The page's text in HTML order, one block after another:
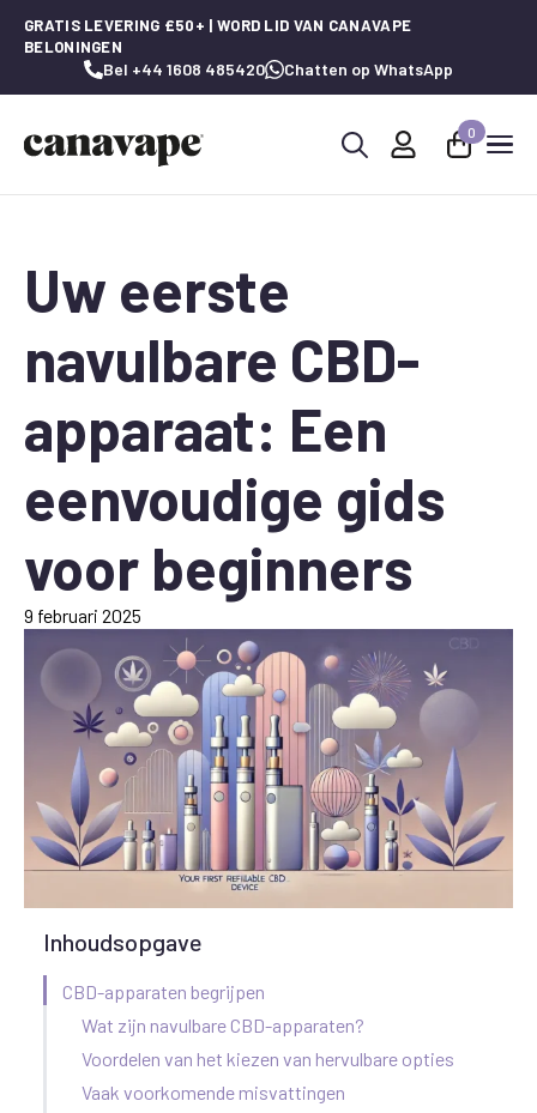
GRATIS LEVERING £50+ | WORD LID VAN CANAVAPE
BELONINGEN
Bel +44 1608 485420 Chatten op WhatsApp
0
Uw eerste
navulbare CBD-
apparaat: Een
eenvoudige gids
voor beginners
9 februari 2025
Inhoudsopgave
CBD-apparaten begrijpen
Wat zijn navulbare CBD-apparaten?
Voordelen van het kiezen van hervulbare opties
Vaak voorkomende misvattingen